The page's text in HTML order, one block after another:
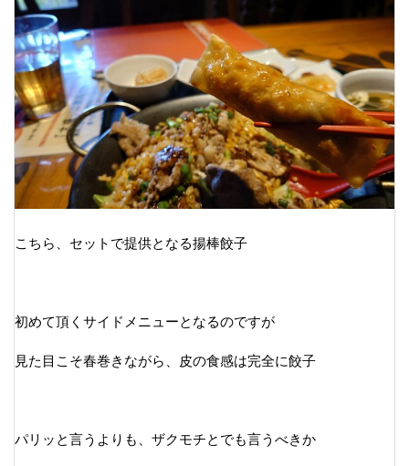
こちら、セットで提供となる揚棒餃子
初めて頂くサイドメニューとなるのですが
見た目こそ春巻きながら、皮の食感は完全に餃子
パリッと言うよりも、ザクモチとでも言うべきか